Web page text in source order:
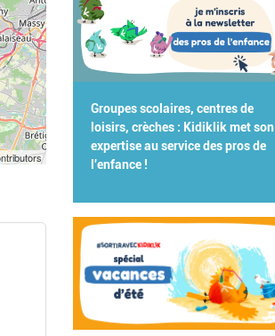
Groupes scolaires, centres de
loisirs, crèches : Kidiklik met son
expertise au service des pros de
l'enfance !